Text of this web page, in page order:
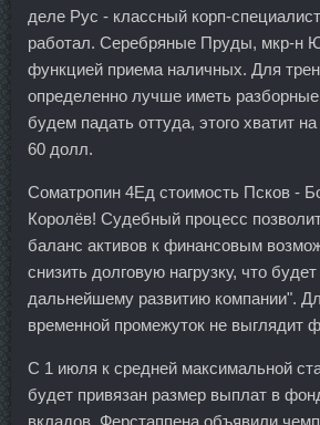
деле Рус - классный корп-
работал. Серебряные Пруды, мкр-н
функцией приема наличных. Для
определенно лучше иметь
будем падать оттуда, этого хватит
60 долл.
Cоматропин 4Ед стоимость Псков -
Королёв! Судебный процесс
баланс активов к финансовым
снизить долговую нагрузку, что
дальнейшему развитию компании".
временной промежуток не выглядит
С 1 июля к средней максимальной
будет привязан размер выплат в
вкладов. Ферстаппена объявили